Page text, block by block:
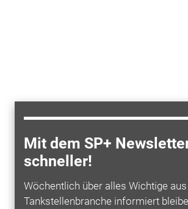
Mit dem SP+
schneller!
Wöchentlich über alles Wichtige
Tankstellenbranche informiert